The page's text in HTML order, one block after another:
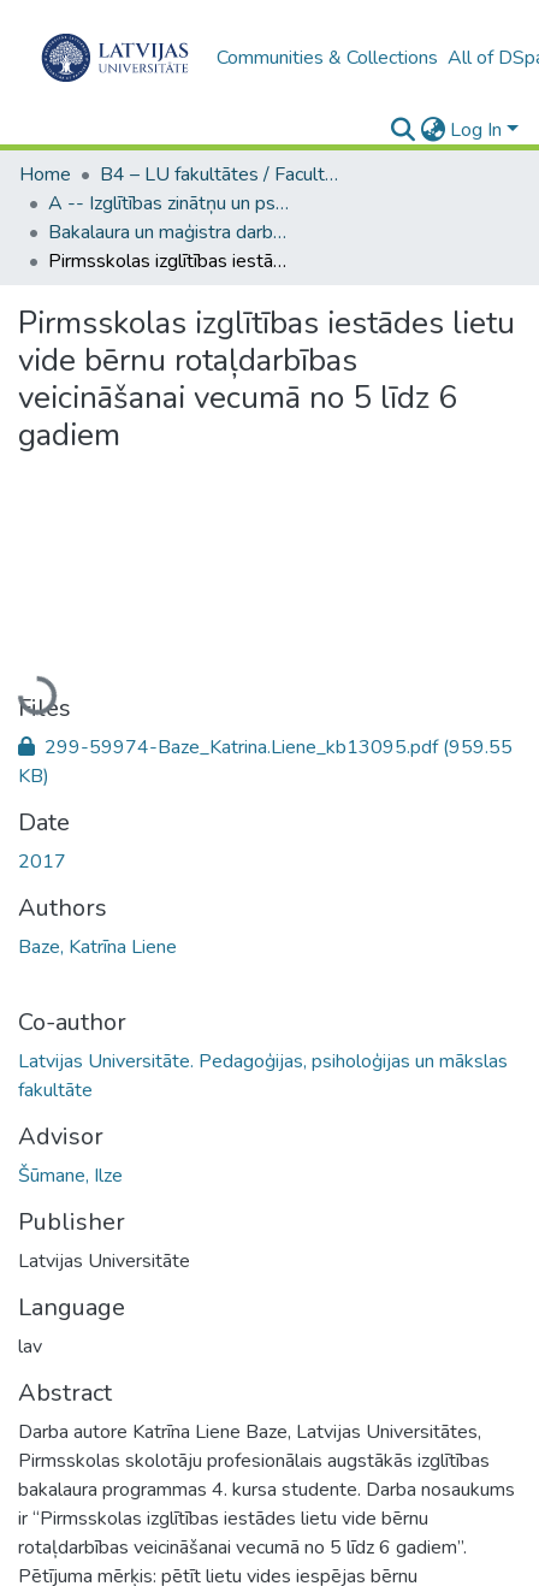
Communities & Collections All of
Log In
Home
B4 – LU fakultātes / Faculties of the UL
A -- Izglītības zinātņu un psiholoģijas fakultāte / Faculty of Education Sciences and Psychology
Bakalaura un maģistra darbi (PPMF) / Bachelor's and Master's theses
Pirmsskolas izglītības iestādes lietu vide bērnu rotaļdarbības veicināšanai vecumā no 5 līdz 6 gadiem
Pirmsskolas izglītības iestādes lietu
vide bērnu rotaļdarbības
veicināšanai vecumā no 5 līdz 6
gadiem
Loading...
Files
299-59974-Baze_Katrina.Liene_kb13095.pdf(959.55
KB)
Date
2017
Authors
Baze, Katrīna Liene
Co-author
Latvijas Universitāte. Pedagoģijas, psiholoģijas un mākslas
fakultāte
Advisor
Šūmane, Ilze
Publisher
Latvijas Universitāte
Language
lav
Abstract
Darba autore Katrīna Liene Baze, Latvijas Universitātes,
Pirmsskolas skolotāju profesionālais augstākās izglītības
bakalaura programmas 4. kursa studente. Darba nosaukums
ir “Pirmsskolas izglītības iestādes lietu vide bērnu
rotaļdarbības veicināšanai vecumā no 5 līdz 6 gadiem”.
Pētījuma mērķis: pētīt lietu vides iespējas bērnu